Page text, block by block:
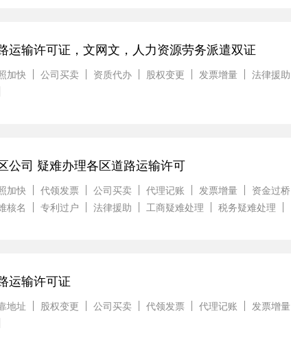
运输许可证，文网文，人力资源劳务派遣双证
加快 公司买卖 资质代办 股权变更 发票增量 法律援助
公司 疑难办理各区道路运输许可
加快 代领发票 公司买卖 代理记账 发票增量 资金过桥
核名 专利过户 法律援助 工商疑难处理 税务疑难处理
运输许可证
地址 股权变更 公司买卖 代领发票 代理记账 发票增量